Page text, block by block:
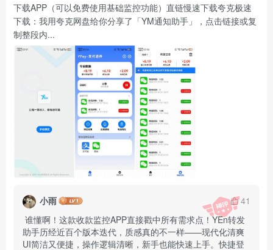
下载APP（可以免费使用基础监控功能）直链慢速下载夸克极速
下载：我用夸克网盘给你分享了「YM通知助手」，点击链接或复
制整段内...
小雨
41
谁懂啊！这款收款监控APP直接戳中所有需求点！YEn转发
助手历经近百个版本迭代，质感真的不一样——现代化清爽
UI简洁又便捷，操作逻辑清晰，新手也能快速上手。快捷登